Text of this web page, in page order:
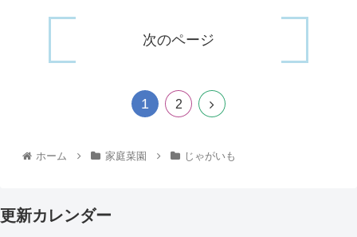
次のページ
1 2
ホーム 家庭菜園 じゃがいも
更新カレンダー